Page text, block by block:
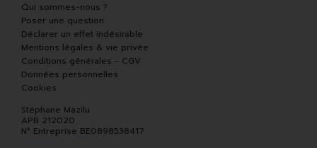
Qui sommes-nous ?
Poser une question
Déclarer un effet indésirable
Mentions légales & vie privée
Conditions générales - CGV
Données personnelles
Cookies
Stéphane Mazilu
APB 212020
N° Entreprise BE0898538417